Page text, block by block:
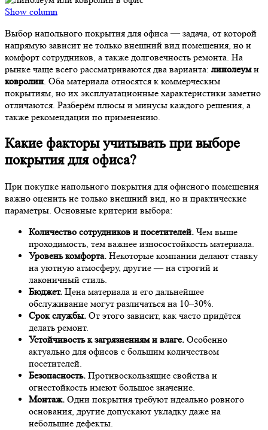
Show column
Выбор напольного покрытия для офиса — задача, от которой
напрямую зависит не только внешний вид помещения, но и
комфорт сотрудников, а также долговечность ремонта. На
рынке чаще всего рассматриваются два варианта: линолеуми
ковролин. Оба материала относятся к коммерческим
покрытиям, но их эксплуатационные характеристики заметно
отличаются. Разберём плюсы и минусы каждого решения, а
также рекомендации по применению.
Какие факторы учитывать при выборе
покрытия для офиса?
При покупке напольного покрытия для офисного помещения
важно оценить не только внешний вид, но и практические
параметры. Основные критерии выбора:
Количество сотрудников и посетителей. Чем выше
проходимость, тем важнее износостойкость материала.
Уровень комфорта. Некоторые компании делают ставку
на уютную атмосферу, другие — на строгий и
лаконичный стиль.
Бюджет. Цена материала и его дальнейшее
обслуживание могут различаться на 10–30%.
Срок службы. От этого зависит, как часто придётся
делать ремонт.
Устойчивость к загрязнениям и влаге. Особенно
актуально для офисов с большим количеством
посетителей.
Безопасность. Противоскользящие свойства и
огнестойкость имеют большое значение.
Монтаж. Одни покрытия требуют идеально ровного
основания, другие допускают укладку даже на
небольшие дефекты.